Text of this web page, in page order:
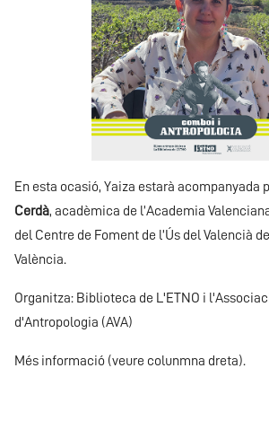
En esta ocasió, Yaiza estarà acompanyada
Cerdà, acadèmica de l’Academia
del Centre de Foment de l’Ús del Valencià
València.
Organitza: Biblioteca de L'ETNO i
d'Antropologia (AVA)
Més informació (veure colunmna dreta).